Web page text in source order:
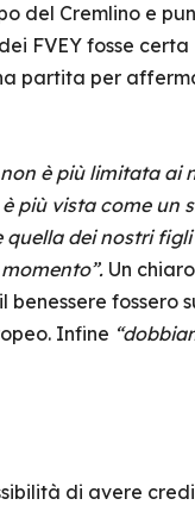
del Cremlino e
FVEY fosse certa
partita per
è più limitata ai
più vista come un
dei nostri
Un chiaro
fossero
Infine
di avere